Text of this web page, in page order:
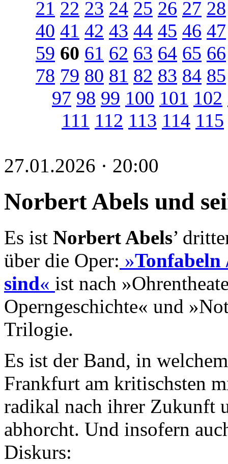
21 22 23 24 25 26 27 28
40 41 42 43 44 45 46 47
59 60 61 62 63 64 65 66
78 79 80 81 82 83 84 85
97 98 99 100 101 102
111 112 113 114 115
27.01.2026 · 20:00
Norbert Abels und
Es ist Norbert Abels’
über die Oper: »Tonfabeln
sind« ist nach
Operngeschichte« und
Trilogie.
Es ist der Band, in
Frankfurt am kritischsten
radikal nach ihrer Zukunft
abhorcht. Und insofern
Diskurs: